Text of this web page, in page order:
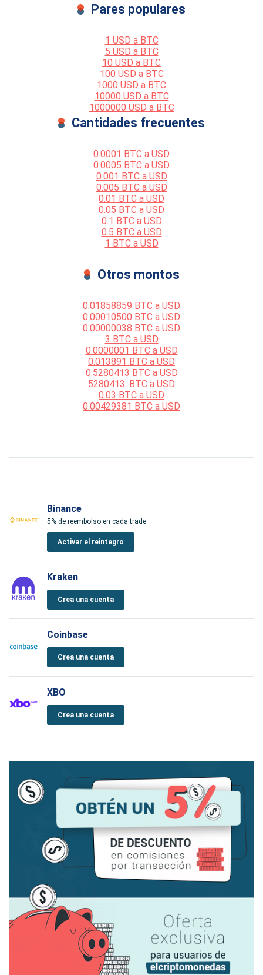
Pares populares
1 USD a BTC
5 USD a BTC
10 USD a BTC
100 USD a BTC
1000 USD a BTC
10000 USD a BTC
1000000 USD a BTC
Cantidades frecuentes
0.0001 BTC a USD
0.0005 BTC a USD
0.001 BTC a USD
0.005 BTC a USD
0.01 BTC a USD
0.05 BTC a USD
0.1 BTC a USD
0.5 BTC a USD
1 BTC a USD
Otros montos
0.01858859 BTC a USD
0.00010500 BTC a USD
0.00000038 BTC a USD
3 BTC a USD
0.0000001 BTC a USD
0.013891 BTC a USD
0.5280413 BTC a USD
5280413. BTC a USD
0.03 BTC a USD
0.00429381 BTC a USD
Binance
5% de reembolso en cada trade
Activar el reintegro
Kraken
Crea una cuenta
Coinbase
Crea una cuenta
XBO
Crea una cuenta